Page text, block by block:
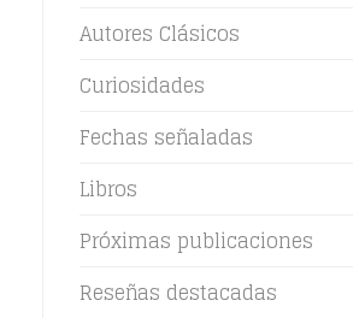
Autores Clásicos
Curiosidades
Fechas señaladas
Libros
Próximas publicaciones
Reseñas destacadas